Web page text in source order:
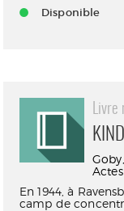
Disponible
Livre
En 1944, à
camp de